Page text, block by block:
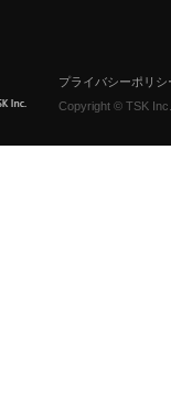
プライバシーポリシ
Copyright © TSK